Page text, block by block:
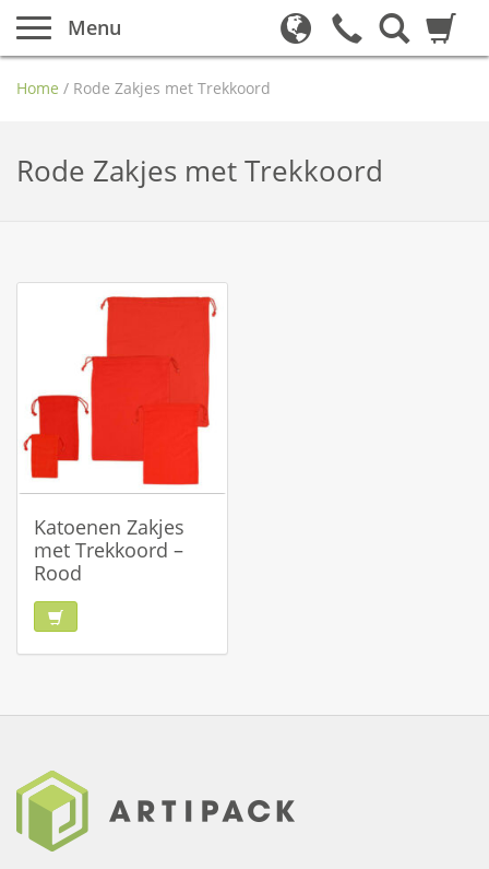
Menu
Home / Rode Zakjes met Trekkoord
Rode Zakjes met Trekkoord
Katoenen Zakjes
met Trekkoord –
Rood